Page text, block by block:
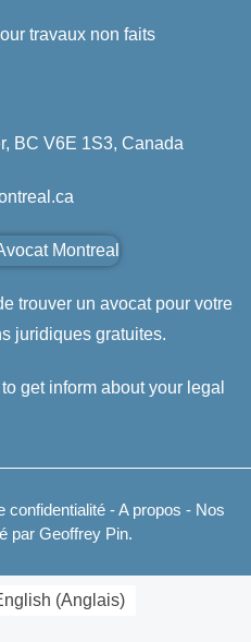
travaux non faits
BC V6E 1S3, Canada
trouver un avocat pour votre
juridiques gratuites.
get inform about your legal
confidentialité -A propos - Nos
par Geoffrey Pin.
(Anglais)